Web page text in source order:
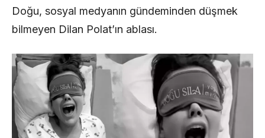
Doğu, sosyal medyanın gündeminden düşmek
bilmeyen Dilan Polat’ın ablası.